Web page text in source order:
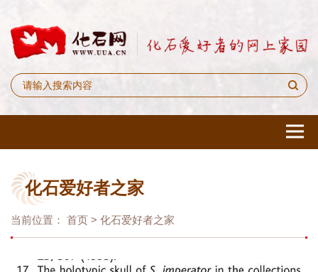
化石爱好者之家
当前位置： 首页 > 化石爱好者之家